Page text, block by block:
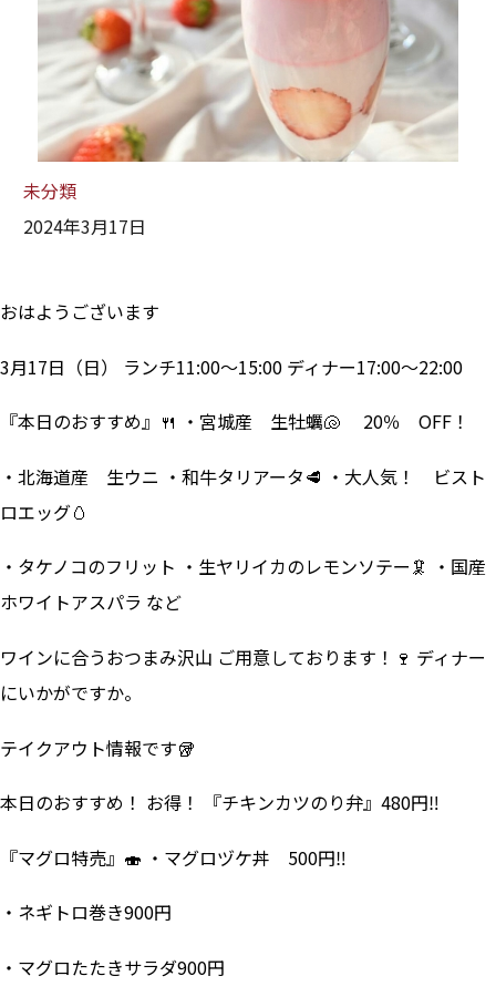
未分類
2024年3月17日
おはようございます
3月17日（日） ランチ11:00～15:00 ディナー17:00～22:00
『本日のおすすめ』🍴 ・宮城産 生牡蠣🐚 20％ OFF！
・北海道産 生ウニ ・和牛タリアータ🥩 ・大人気！ ビスト
ロエッグ🥚
・タケノコのフリット ・生ヤリイカのレモンソテー🦑 ・国産
ホワイトアスパラ など
ワインに合うおつまみ沢山 ご用意しております！🍷 ディナー
にいかがですか。
テイクアウト情報です🥡
本日のおすすめ！ お得！ 『チキンカツのり弁』480円‼
『マグロ特売』🍣 ・マグロヅケ丼 500円‼
・ネギトロ巻き900円
・マグロたたきサラダ900円